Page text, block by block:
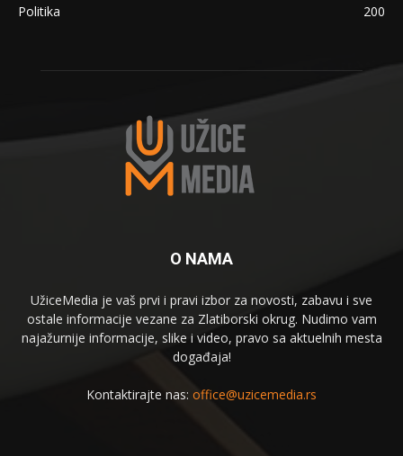
Politika
200
O NAMA
UžiceMedia je vaš prvi i pravi izbor za novosti, zabavu i sve
ostale informacije vezane za Zlatiborski okrug. Nudimo vam
najažurnije informacije, slike i video, pravo sa aktuelnih mesta
događaja!
Kontaktirajte nas: office@uzicemedia.rs